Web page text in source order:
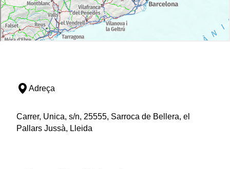
Adreça
Carrer, Unica, s/n, 25555, Sarroca de Bellera, el
Pallars Jussà, Lleida